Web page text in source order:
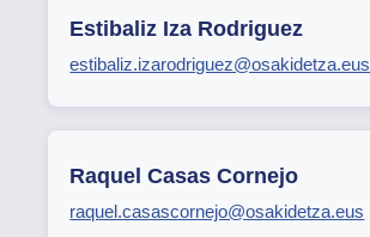
Estibaliz Iza Rodriguez
estibaliz.izarodriguez@osakidetza.eus
Raquel Casas Cornejo
raquel.casascornejo@osakidetza.eus